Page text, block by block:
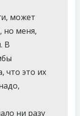
может
но меня,
В
что это их
ни разу